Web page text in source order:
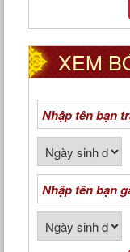
XEM
NGÀY